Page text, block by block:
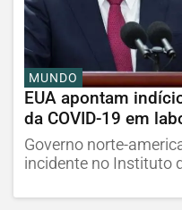
MUNDO
EUA apontam
da COVID-19 em
Governo norte-
incidente no Instituto